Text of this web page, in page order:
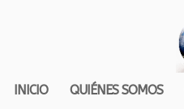
INICIO QUIÉNES SOMOS